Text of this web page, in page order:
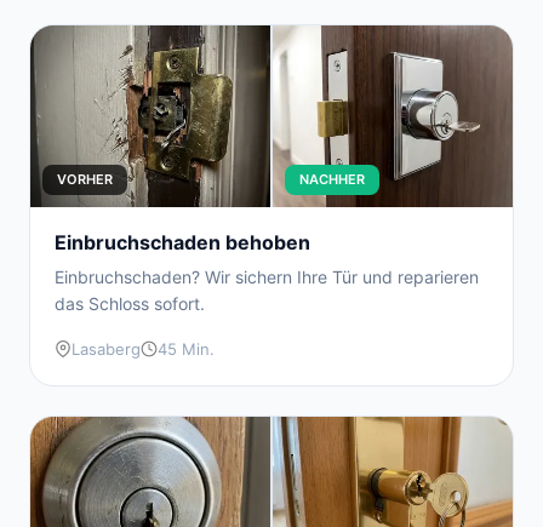
VORHER NACHHER
Einbruchschaden behoben
Einbruchschaden? Wir sichern Ihre Tür und reparieren
das Schloss sofort.
Lasaberg 45 Min.